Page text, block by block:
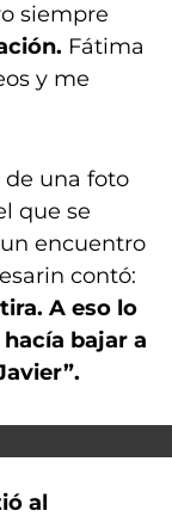
siempre
Fátima
y me
una foto
que se
encuentro
contó:
A eso lo
bajar a
al